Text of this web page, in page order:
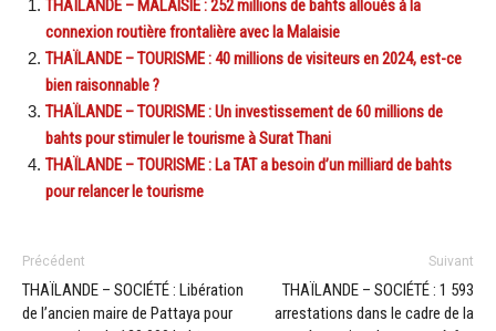
THAÏLANDE – MALAISIE : 252 millions de bahts alloués à la
connexion routière frontalière avec la Malaisie
THAÏLANDE – TOURISME : 40 millions de visiteurs en 2024, est-ce
bien raisonnable ?
THAÏLANDE – TOURISME : Un investissement de 60 millions de
bahts pour stimuler le tourisme à Surat Thani
THAÏLANDE – TOURISME : La TAT a besoin d’un milliard de bahts
pour relancer le tourisme
Précédent
THAÏLANDE – SOCIÉTÉ : Libération
de l’ancien maire de Pattaya pour
Suivant
THAÏLANDE – SOCIÉTÉ : 1 593
arrestations dans le cadre de la